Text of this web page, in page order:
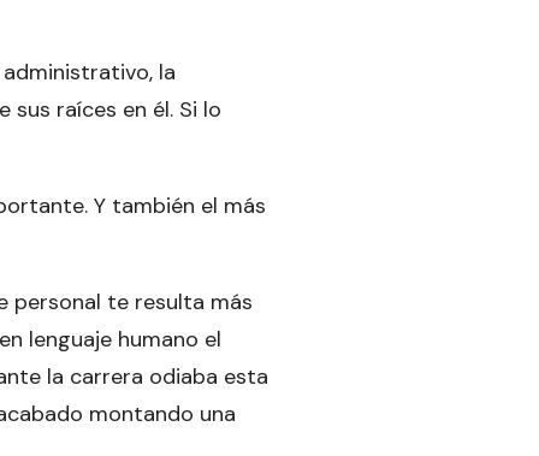
la
sus raíces en él. Si lo
Y también el más
personal te resulta más
lenguaje humano el
la carrera odiaba esta
montando una